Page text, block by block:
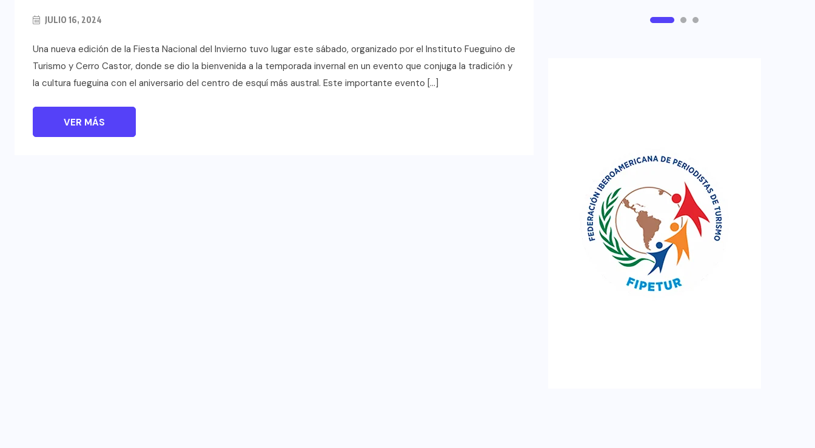
JULIO 16, 2024
Una nueva edición de la Fiesta Nacional del Invierno tuvo lugar este sábado, organizado por el Instituto Fueguino de
Turismo y Cerro Castor, donde se dio la bienvenida a la temporada invernal en un evento que conjuga la tradición y
la cultura fueguina con el aniversario del centro de esquí más austral. Este importante evento […]
VER MÁS